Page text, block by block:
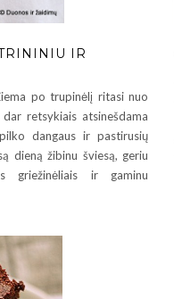
IR
po trupinėlį ritasi nuo
retsykiais atsinešdama
dangaus ir pastirusių
dieną žibinu šviesą, geriu
griežinėliais ir gaminu